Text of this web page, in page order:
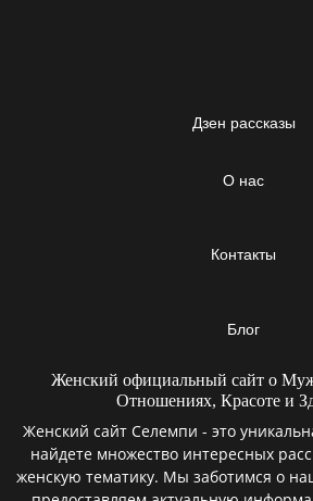
Дзен рассказы
О нас
Контакты
Блог
Женский официальный сайт о
Отношениях, Красоте и
Женский сайт Селемпи - это
найдете множество интересных
женскую тематику. Мы заботимся о